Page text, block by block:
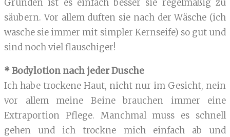
Gründen ist es einfach besser sie regelmäßig zu
säubern. Vor allem duften sie nach der Wäsche (ich
wasche sie immer mit simpler Kernseife) so gut und
sind noch viel flauschiger!
* Bodylotion nach jeder Dusche
Ich habe trockene Haut, nicht nur im Gesicht, nein
vor allem meine Beine brauchen immer eine
Extraportion Pflege. Manchmal muss es schnell
gehen und ich trockne mich einfach ab und